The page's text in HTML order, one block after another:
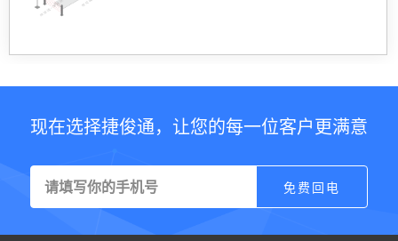
现在选择捷俊通，让您的每一位客户更满意